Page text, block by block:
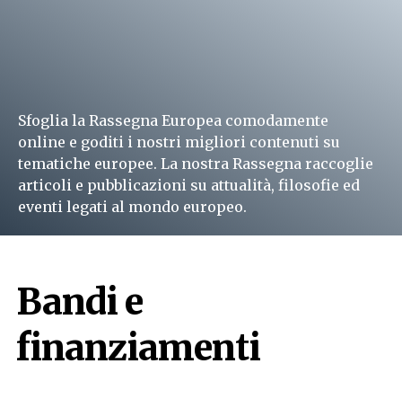
Sfoglia la Rassegna Europea comodamente
online e goditi i nostri migliori contenuti su
tematiche europee. La nostra Rassegna raccoglie
articoli e pubblicazioni su attualità, filosofie ed
eventi legati al mondo europeo.
Bandi e
finanziamenti